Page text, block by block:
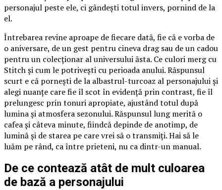
personajul peste ele, ci gândești totul invers, pornind de la
el.
Întrebarea revine aproape de fiecare dată, fie că e vorba de
o aniversare, de un gest pentru cineva drag sau de un cadou
pentru un colecționar al universului ăsta. Ce culori merg cu
Stitch și cum le potrivești cu perioada anului. Răspunsul
scurt e că pornești de la albastrul-turcoaz al personajului și
alegi nuanțe care fie îl scot în evidență prin contrast, fie îl
prelungesc prin tonuri apropiate, ajustând totul după
lumina și atmosfera sezonului. Răspunsul lung merită o
cafea și câteva minute, fiindcă depinde de anotimp, de
lumină și de starea pe care vrei să o transmiți. Hai să le
luăm pe rând, ca între prieteni, nu ca dintr-un manual.
De ce contează atât de mult culoarea
de bază a personajului